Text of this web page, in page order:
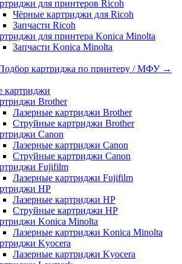
для принтеров Ricoh
Чёрные картриджи для Ricoh
Запчасти Ricoh
для принтера Konica Minolta
Запчасти Koniсa Minolta
картриджа по принтеру / МФУ →
картриджи
Brother
Лазерные картриджи Brother
Струйные картриджи Brother
Canon
Лазерные картриджи Canon
Струйные картриджи Canon
Fujifilm
Лазерные картриджи Fujifilm
HP
Лазерные картриджи HP
Струйные картриджи HP
Konica Minolta
Лазерные картриджи Konica Minolta
Kyocera
Лазерные картриджи Kyocera